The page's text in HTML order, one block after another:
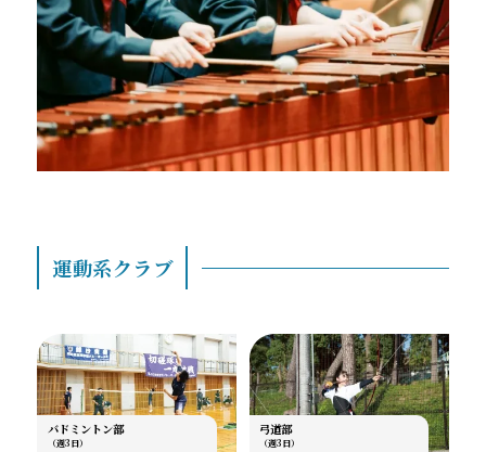
運動系クラブ
バドミントン部
（週3日）
弓道部
（週3日）